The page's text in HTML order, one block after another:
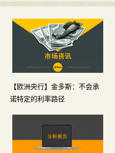
【欧洲央行】金多斯：不会承
诺特定的利率路径